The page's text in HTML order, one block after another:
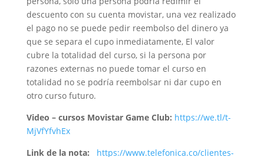
descuento con su cuenta movistar, una vez realizado
el pago no se puede pedir reembolso del dinero ya
que se separa el cupo inmediatamente, El valor
cubre la totalidad del curso, si la persona por
razones externas no puede tomar el curso en
totalidad no se podría reembolsar ni dar cupo en
otro curso futuro.
Video – cursos Movistar Game Club: https://we.tl/t-
MjVfYfvhEx
Link de la nota:
https://www.telefonica.co/clientes-